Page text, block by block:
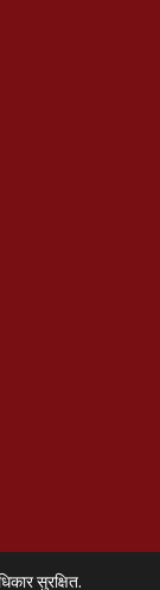
सुरक्षित.